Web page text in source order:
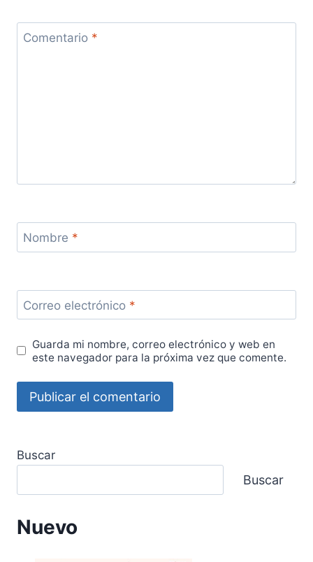
Comentario *
Nombre *
Correo electrónico *
Guarda mi nombre, correo electrónico y web en
este navegador para la próxima vez que comente.
Buscar
Buscar
Nuevo